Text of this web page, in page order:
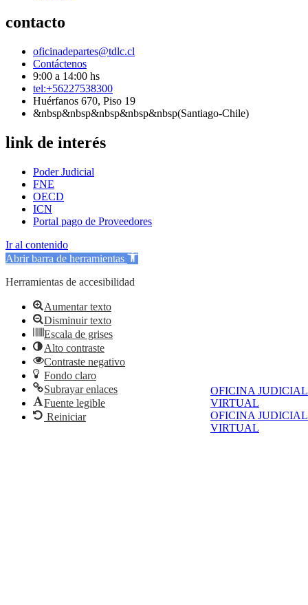
OFICINA JUDICIAL
VIRTUAL
OFICINA JUDICIAL
VIRTUAL
contacto
oficinadepartes@tdlc.cl
Contáctenos
9:00 a 14:00 hs
tel:+56227538300
Huérfanos 670, Piso 19
&nbsp&nbsp&nbsp&nbsp&nbsp(Santiago-Chile)
link de interés
Poder Judicial
FNE
OECD
ICN
Portal pago de Proveedores
Ir al contenido
Abrir barra de herramientas
Herramientas de accesibilidad
Aumentar texto
Disminuir texto
Escala de grises
Alto contraste
Contraste negativo
Fondo claro
Subrayar enlaces
Fuente legible
Reiniciar